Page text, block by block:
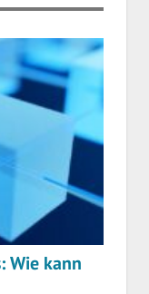
Wie kann